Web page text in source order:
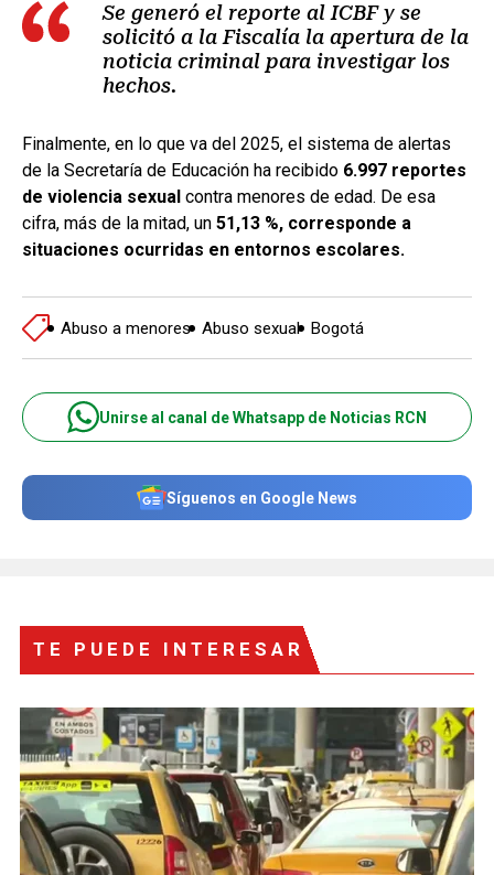
Se generó el reporte al ICBF y se
solicitó a la Fiscalía la apertura de la
noticia criminal para investigar los
hechos.
Finalmente, en lo que va del 2025, el sistema de alertas
de la Secretaría de Educación ha recibido 6.997 reportes
de violencia sexual contra menores de edad. De esa
cifra, más de la mitad, un 51,13 %, corresponde a
situaciones ocurridas en entornos escolares.
Abuso a menores Abuso sexual Bogotá
Unirse al canal de Whatsapp de Noticias RCN
Síguenos en Google News
TE PUEDE INTERESAR